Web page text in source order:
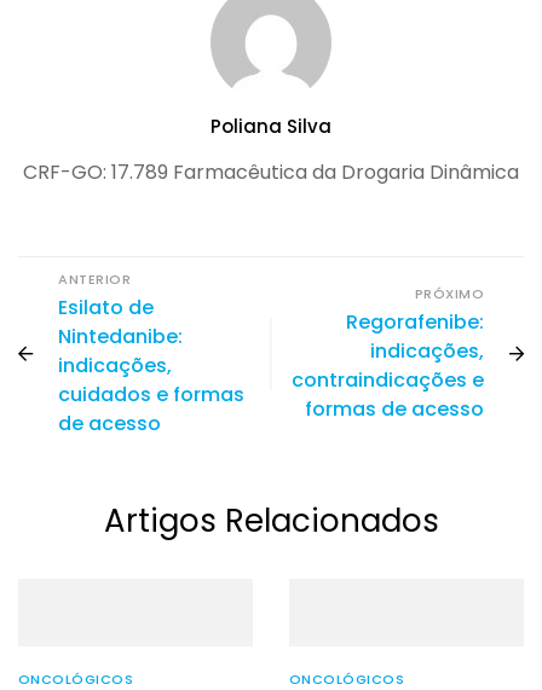
Poliana Silva
CRF-GO: 17.789 Farmacêutica da Drogaria Dinâmica
ANTERIOR
Esilato de
Nintedanibe:
indicações,
cuidados e formas
de acesso
PRÓXIMO
Regorafenibe:
indicações,
contraindicações e
formas de acesso
Artigos Relacionados
ONCOLÓGICOS ONCOLÓGICOS